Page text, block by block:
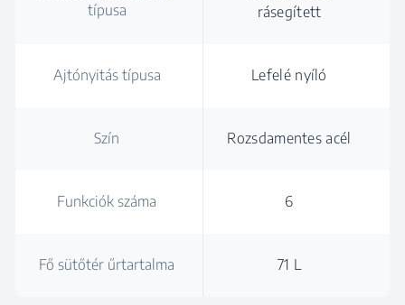
típusa
rásegített
Ajtónyitás típusa Lefelé nyíló
Szín Rozsdamentes acél
Funkciók száma 6
Fő sütőtér űrtartalma 71 L